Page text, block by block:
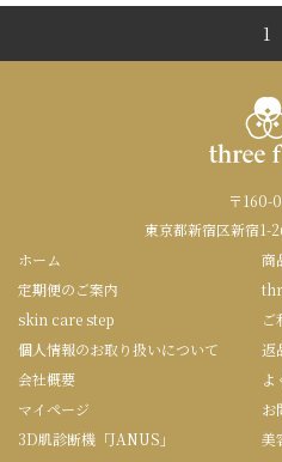
1
〒160-
東京都新宿区新宿1-
ホーム
商
定期便のご案内
skin care step
ご
個人情報のお取り扱いについて
返
会社概要
よ
マイページ
お
3D肌診断機「JANUS」
美